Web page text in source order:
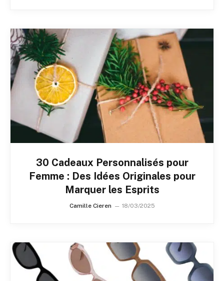
30 Cadeaux Personnalisés pour
Femme : Des Idées Originales pour
Marquer les Esprits
Camille Cieren 18/03/2025